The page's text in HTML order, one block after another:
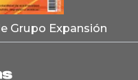
Grupo Expansión